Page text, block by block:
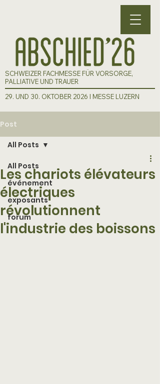
SCHWEIZER FACHMESSE FÜR VORSORGE,
PALLIATIVE UND TRAUER
29. UND 30. OKTOBER 2026 I MESSE LUZERN
Post
All Posts
événement
exposants
forum
All Posts
Les chariots élévateurs
électriques
révolutionnent
l'industrie des boissons